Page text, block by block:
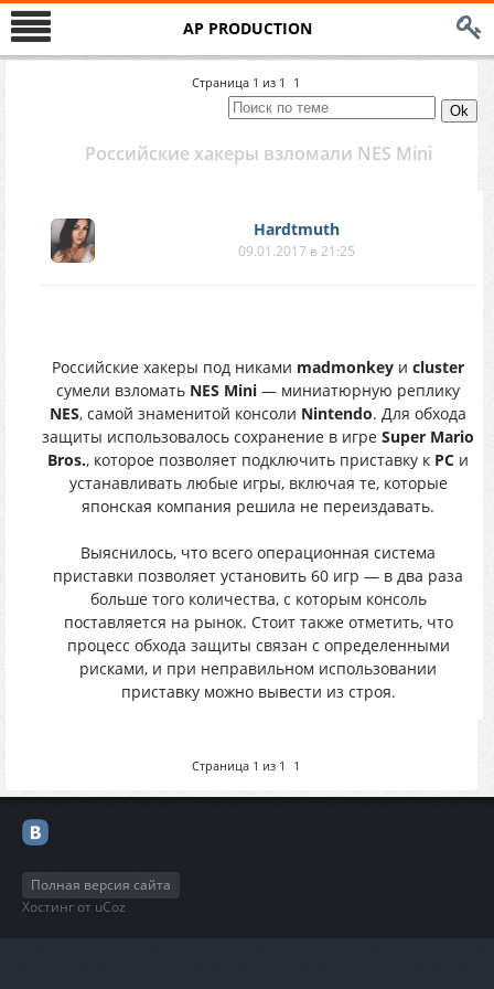
AP PRODUCTION
Страница 1 из 1 1
Российские хакеры взломали NES Mini
Hardtmuth
09.01.2017 в 21:25
Российские хакеры под никами madmonkey и cluster
сумели взломать NES Mini — миниатюрную реплику
NES, самой знаменитой консоли Nintendo. Для обхода
защиты использовалось сохранение в игре Super Mario
Bros., которое позволяет подключить приставку к PC и
устанавливать любые игры, включая те, которые
японская компания решила не переиздавать.
Выяснилось, что всего операционная система
приставки позволяет установить 60 игр — в два раза
больше того количества, с которым консоль
поставляется на рынок. Стоит также отметить, что
процесс обхода защиты связан с определенными
рисками, и при неправильном использовании
приставку можно вывести из строя.
Страница 1 из 1 1
Полная версия сайта
Хостинг от uCoz